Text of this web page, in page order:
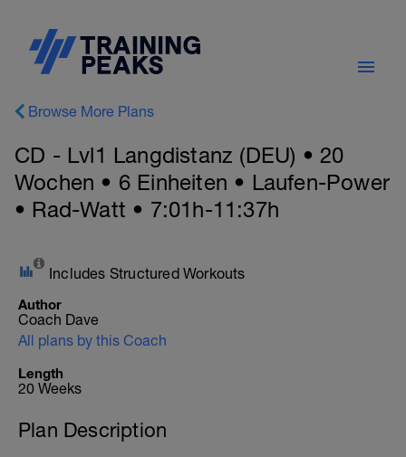
Browse More Plans
CD - Lvl1 Langdistanz (DEU) • 20
Wochen • 6 Einheiten • Laufen-Power
• Rad-Watt • 7:01h-11:37h
Includes Structured Workouts
Author
Coach Dave
All plans by this Coach
Length
20 Weeks
Plan Description